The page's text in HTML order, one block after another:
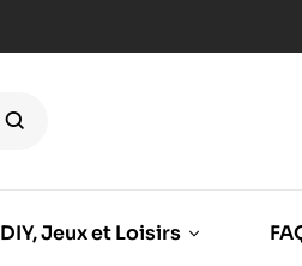
DIY, Jeux et Loisirs